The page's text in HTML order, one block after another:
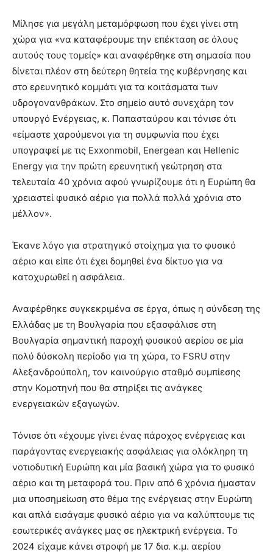
Μίλησε για μεγάλη μεταμόρφωση που έχει γίνει στη
χώρα για «να καταφέρουμε την επέκταση σε όλους
αυτούς τους τομείς» και αναφέρθηκε στη σημασία που
δίνεται πλέον στη δεύτερη θητεία της κυβέρνησης και
στο ερευνητικό κομμάτι για τα κοιτάσματα των
υδρογονανθράκων. Στο σημείο αυτό συνεχάρη τον
υπουργό Ενέργειας, κ. Παπασταύρου και τόνισε ότι
«είμαστε χαρούμενοι για τη συμφωνία που έχει
υπογραφεί με τις Exxonmobil, Energean και Hellenic
Energy για την πρώτη ερευνητική γεώτρηση στα
τελευταία 40 χρόνια αφού γνωρίζουμε ότι η Ευρώπη θα
χρειαστεί φυσικό αέριο για πολλά πολλά χρόνια στο
μέλλον».
Έκανε λόγο για στρατηγικό στοίχημα για το φυσικό
αέριο και είπε ότι έχει δομηθεί ένα δίκτυο για να
κατοχυρωθεί η ασφάλεια.
Αναφέρθηκε συγκεκριμένα σε έργα, όπως η σύνδεση της
Ελλάδας με τη Βουλγαρία που εξασφάλισε στη
Βουλγαρία σημαντική παροχή φυσικού αερίου σε μία
πολύ δύσκολη περίοδο για τη χώρα, το FSRU στην
Αλεξανδρούπολη, τον καινούργιο σταθμό συμπίεσης
στην Κομοτηνή που θα στηρίξει τις ανάγκες
ενεργειακών εξαγωγών.
Τόνισε ότι «έχουμε γίνει ένας πάροχος ενέργειας και
παράγοντας ενεργειακής ασφάλειας για ολόκληρη τη
νοτιοδυτική Ευρώπη και μία βασική χώρα για το φυσικό
αέριο και τη μεταφορά του. Πριν από 6 χρόνια ήμασταν
μια υποσημείωση στο θέμα της ενέργειας στην Ευρώπη
και απλά εισάγαμε φυσικό αέριο για να καλύπτουμε τις
εσωτερικές ανάγκες μας σε ηλεκτρική ενέργεια. Το
2024 είχαμε κάνει στροφή με 17 δισ. κ.μ. αερίου